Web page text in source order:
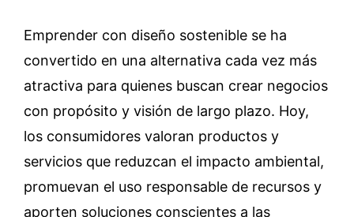
Emprender con diseño sostenible se ha
convertido en una alternativa cada vez más
atractiva para quienes buscan crear negocios
con propósito y visión de largo plazo. Hoy,
los consumidores valoran productos y
servicios que reduzcan el impacto ambiental,
promuevan el uso responsable de recursos y
aporten soluciones conscientes a las